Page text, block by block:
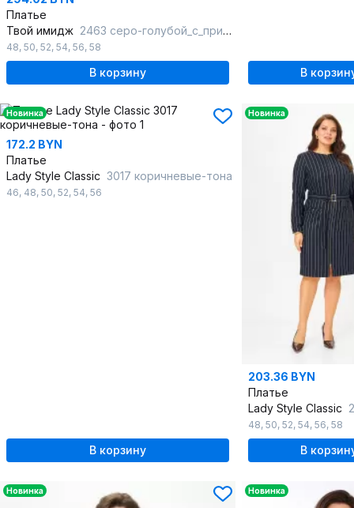
Платье
Твой имидж 2463 серо-голубой_с_принтом
48, 50, 52, 54, 56, 58
В корзину В
Новинка
172.2 BYN
Платье
Lady Style Classic 3017 коричневые-тона
46, 48, 50, 52, 54, 56
В корзину
Новинка
203.36 BYN
Платье
Lady Style Classic
48, 50, 52, 54, 56, 58
В
Новинка Новинка